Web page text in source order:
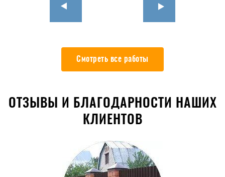
Смотреть все работы
ОТЗЫВЫ И БЛАГОДАРНОСТИ НАШИХ
КЛИЕНТОВ